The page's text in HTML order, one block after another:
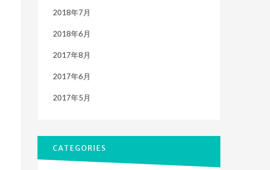
2018年7月
2018年6月
2017年8月
2017年6月
2017年5月
CATEGORIES